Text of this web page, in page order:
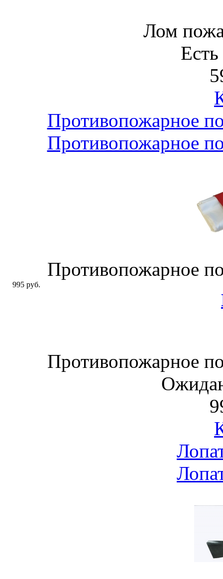
Лом
Противопожарное
Противопожарное
Противопожарное
995 руб.
Противопожарное